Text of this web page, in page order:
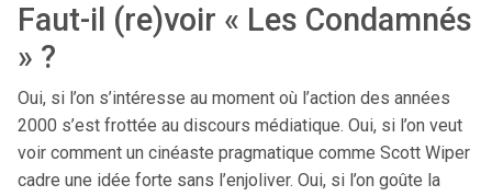
Faut-il (re)voir « Les Condamnés
» ?
Oui, si l’on s’intéresse au moment où l’action des années
2000 s’est frottée au discours médiatique. Oui, si l’on veut
voir comment un cinéaste pragmatique comme Scott Wiper
cadre une idée forte sans l’enjoliver. Oui, si l’on goûte la